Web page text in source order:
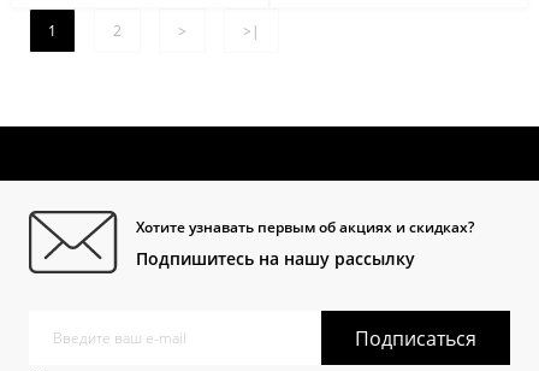
1 2 > >|
Хотите узнавать первым об акциях и скидках?
Подпишитесь на нашу рассылку
Подписаться